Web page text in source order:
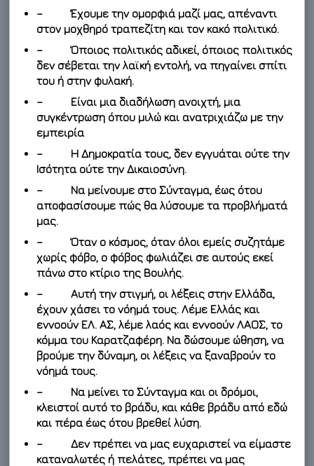
– Έχουμε την ομορφιά μαζί μας, απέναντι
στον μοχθηρό τραπεζίτη και τον κακό πολιτικό.
– Όποιος πολιτικός αδικεί, όποιος πολιτικός
δεν σέβεται την λαϊκή εντολή, να πηγαίνει σπίτι
του ή στην φυλακή.
– Είναι μια διαδήλωση ανοιχτή, μια
συγκέντρωση όπου μιλώ και ανατριχιάζω με την
εμπειρία
– Η Δημοκρατία τους, δεν εγγυάται ούτε την
Ισότητα ούτε την Δικαιοσύνη.
– Να μείνουμε στο Σύνταγμα, έως ότου
αποφασίσουμε πώς θα λύσουμε τα προβλήματά
μας.
– Όταν ο κόσμος, όταν όλοι εμείς συζητάμε
χωρίς φόβο, ο φόβος φωλιάζει σε αυτούς εκεί
πάνω στο κτίριο της Βουλής.
– Αυτή την στιγμή, οι λέξεις στην Ελλάδα,
έχουν χάσει το νόημά τους. Λέμε Ελλάς και
εννοούν ΕΛ. ΑΣ, λέμε λαός και εννοούν ΛΑΟΣ, το
κόμμα του Καρατζαφέρη. Να δώσουμε ώθηση, να
βρούμε την δύναμη, οι λέξεις να ξαναβρούν το
νόημά τους.
– Να μείνει το Σύνταγμα και οι δρόμοι,
κλειστοί αυτό το βράδυ, και κάθε βράδυ από εδώ
και πέρα έως ότου βρεθεί λύση.
– Δεν πρέπει να μας ευχαριστεί να είμαστε
καταναλωτές ή πελάτες, πρέπει να μας